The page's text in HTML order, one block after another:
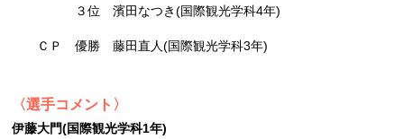
３位 濱田なつき(国際観光学科4年)
ＣＰ 優勝 藤田直人(国際観光学科3年)
〈選手コメント〉
伊藤大門(国際観光学科1年)